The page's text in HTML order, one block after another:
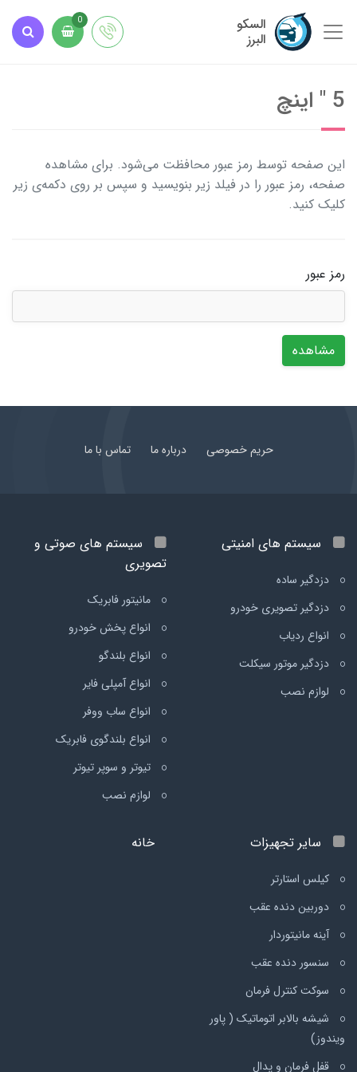
السکو
البرز
0
5 " اینچ
این صفحه توسط رمز عبور محافظت می‌شود. برای مشاهده
صفحه، رمز عبور را در فیلد زیر بنویسید و سپس بر روی دکمه‌ی زیر
کلیک کنید.
رمز عبور
مشاهده
حریم خصوصی درباره ما تماس با ما
سیستم های امنیتی
دزدگیر ساده
دزدگیر تصویری خودرو
انواع ردیاب
دزدگیر موتور سیکلت
لوازم نصب
سیستم های صوتی و
تصویری
مانیتور فابریک
انواع پخش خودرو
انواع بلندگو
انواع آمپلی فایر
انواع ساب ووفر
انواع بلندگوی فابریک
تیوتر و سوپر تیوتر
لوازم نصب
سایر تجهیزات
کیلس استارتر
دوربین دنده عقب
آینه مانیتوردار
سنسور دنده عقب
سوکت کنترل فرمان
شیشه بالابر اتوماتیک ( پاور
ویندوز)
قفل فرمان و پدال
خانه